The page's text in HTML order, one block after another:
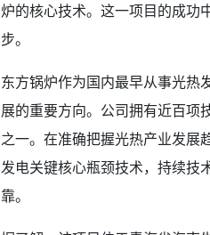
炉的核心技术。这一项目的成功
步。
东方锅炉作为国内最早从事光热
展的重要方向。公司拥有近百项
之一。在准确把握光热产业发展
发电关键核心瓶颈技术，持续技
靠。